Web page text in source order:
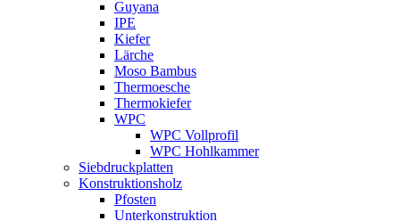
Guyana
IPE
Kiefer
Lärche
Moso Bambus
Thermoesche
Thermokiefer
WPC
WPC Vollprofil
WPC Hohlkammer
Siebdruckplatten
Konstruktionsholz
Pfosten
Unterkonstruktion